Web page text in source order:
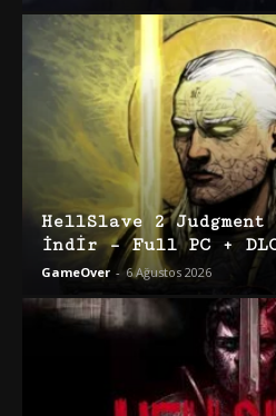
HellSlave 2
İndir – Full PC +
GameOver - 6 Ağustos 2026